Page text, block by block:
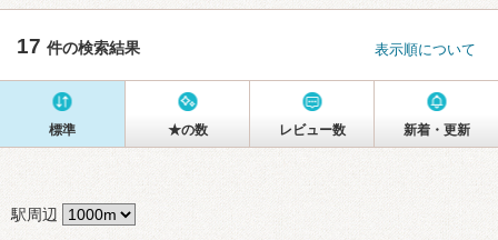
17 件の検索結果 表示順について
標準 ★の数 レビュー数 新着・更新
駅周辺